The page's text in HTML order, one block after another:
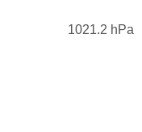
1021.2 hPa